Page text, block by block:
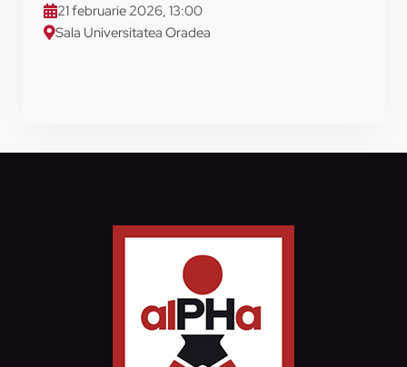
21 februarie 2026, 13:00
Sala Universitatea Oradea